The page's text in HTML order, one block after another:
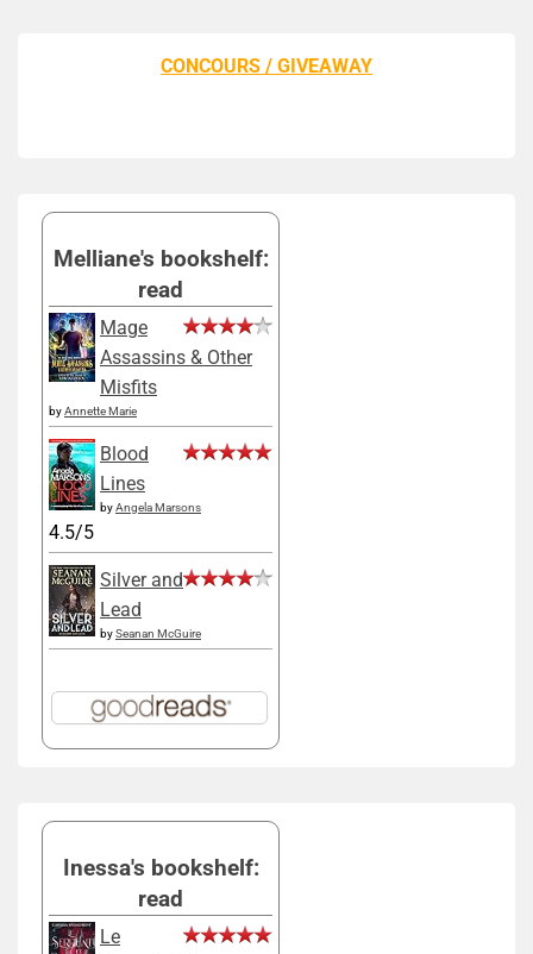
CONCOURS / GIVEAWAY
Melliane's bookshelf:
read
Mage
Assassins & Other
Misfits
byAnnette Marie
Blood
Lines
byAngela Marsons
4.5/5
Silver and
Lead
bySeanan McGuire
Inessa's bookshelf:
read
Le